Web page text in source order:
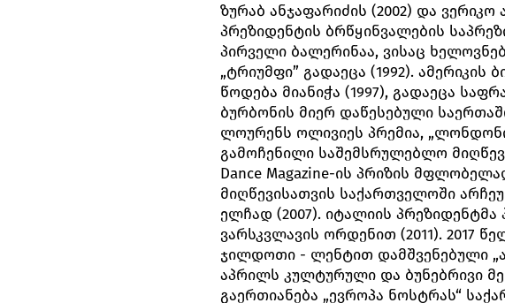
ზურაბ ანჯაფარიძის (2002) და
პრეზიდენტის ბრწყინვალების
პირველი ბალერინაა, ვისაც
„ტრიუმფი” გადაეცა (1992).
წოდება მიანიჭა (1997), გადაეცა
ბურბონის მიერ დაწესებული
ლოურენს ოლივიეს პრემია,
გამოჩენილი საშემსრულებლო
Dance Magazine-ის პრიზის
მიღწევისათვის საქართველოში
ელჩად (2007). იტალიის
ვარსკვლავის ორდენით (2011). 2017
ჯილდოთი - ლენტით დამშვენებული
აპრილს კულტურული და ბუნებრივი
გაერთიანება „ევროპა ნოსტრას“